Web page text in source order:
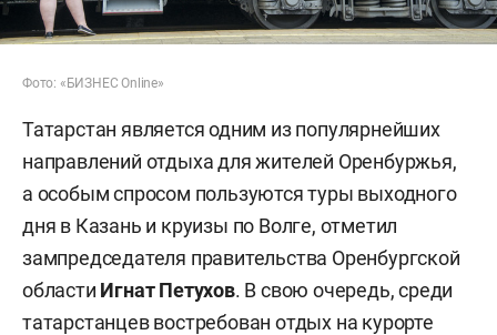
Фото: «БИЗНЕС Online»
Татарстан является одним из популярнейших
направлений отдыха для жителей Оренбуржья,
а особым спросом пользуются туры выходного
дня в Казань и круизы по Волге, отметил
зампредседателя правительства Оренбургской
области Игнат Петухов. В свою очередь, среди
татарстанцев востребован отдых на курорте